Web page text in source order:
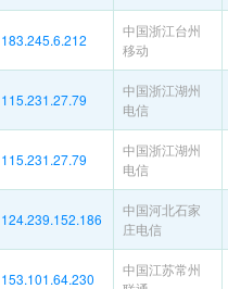
183.245.6.212
中国浙江台州
移动
115.231.27.79
中国浙江湖州
电信
115.231.27.79
中国浙江湖州
电信
124.239.152.186
中国河北石家
庄电信
153.101.64.230
中国江苏常州